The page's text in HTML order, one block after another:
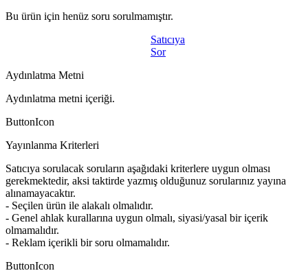
Bu ürün için henüz soru sorulmamıştır.
Satıcıya
Sor
Aydınlatma Metni
Aydınlatma metni içeriği.
ButtonIcon
Yayınlanma Kriterleri
Satıcıya sorulacak soruların aşağıdaki kriterlere uygun olması
gerekmektedir, aksi taktirde yazmış olduğunuz sorularınız yayına
alınamayacaktır.
- Seçilen ürün ile alakalı olmalıdır.
- Genel ahlak kurallarına uygun olmalı, siyasi/yasal bir içerik
olmamalıdır.
- Reklam içerikli bir soru olmamalıdır.
ButtonIcon